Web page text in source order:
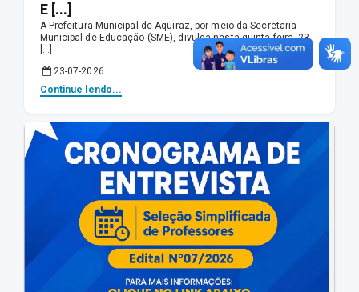
E [...]
A Prefeitura Municipal de Aquiraz, por meio da Secretaria
Municipal de Educação (SME), divulga nesta quinta-feira, 23
[...]
23-07-2026
Continue lendo...